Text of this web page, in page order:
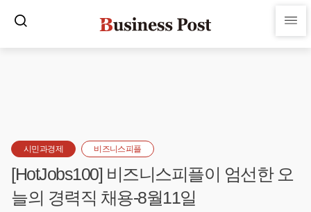
시민과경제 비즈니스피플
[HotJobs100] 비즈니스피플이 엄선한 오
늘의 경력직 채용-8월11일